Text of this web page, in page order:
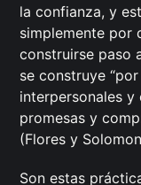
la confianza, y
simplemente por
construirse paso
se construye
interpersonales
promesas y
(Flores y
Son estas